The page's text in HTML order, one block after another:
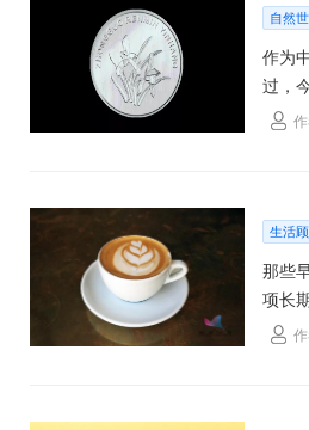
自然
作为
过，
生活
那些
项长
物和